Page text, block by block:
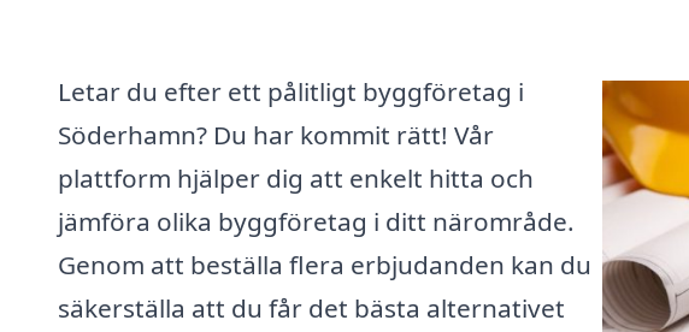
Letar du efter ett pålitligt byggföretag i
Söderhamn? Du har kommit rätt! Vår
plattform hjälper dig att enkelt hitta och
jämföra olika byggföretag i ditt närområde.
Genom att beställa flera erbjudanden kan du
säkerställa att du får det bästa alternativet